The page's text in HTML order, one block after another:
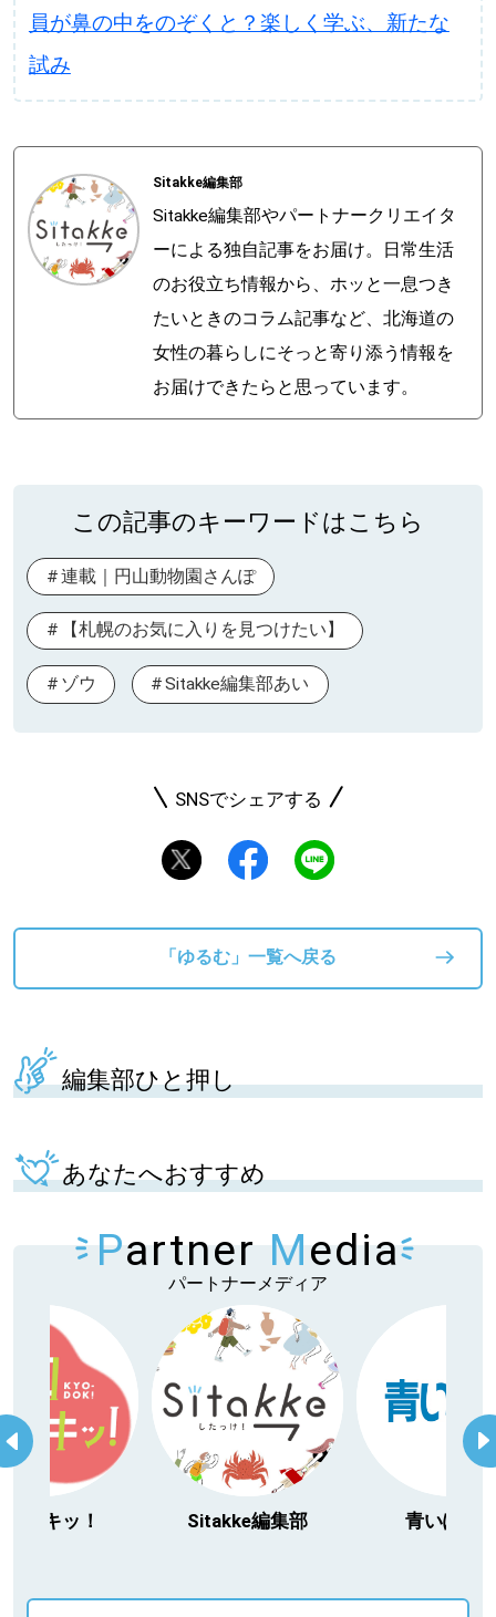
員が鼻の中をのぞくと？楽しく学ぶ、新たな
試み
Sitakke編集部
Sitakke編集部やパートナークリエイタ
ーによる独自記事をお届け。日常生活
のお役立ち情報から、ホッと一息つき
たいときのコラム記事など、北海道の
女性の暮らしにそっと寄り添う情報を
お届けできたらと思っています。
この記事のキーワードはこちら
連載｜円山動物園さんぽ
【札幌のお気に入りを見つけたい】
ゾウ Sitakke編集部あい
SNSでシェアする
「ゆるむ」一覧へ戻る
編集部ひと押し
あなたへおすすめ
Partner Media
パートナーメディア
日ドキッ！ Sitakke編集部 青いぽす